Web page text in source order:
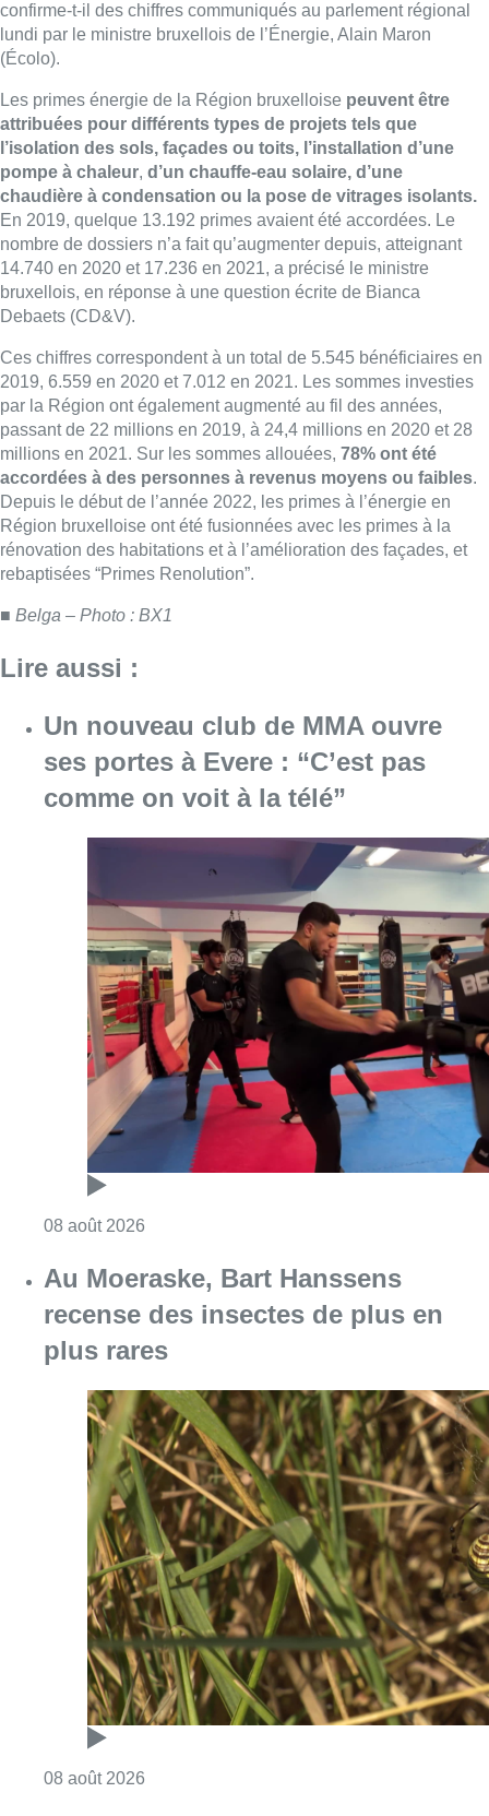
confirme-t-il des chiffres communiqués au parlement régional
lundi par le ministre bruxellois de l’Énergie, Alain Maron
(Écolo).
Les primes énergie de la Région bruxelloise peuvent être
attribuées pour différents types de projets tels que
l’isolation des sols, façades ou toits, l’installation d’une
pompe à chaleur, d’un chauffe-eau solaire, d’une
chaudière à condensation ou la pose de vitrages isolants.
En 2019, quelque 13.192 primes avaient été accordées. Le
nombre de dossiers n’a fait qu’augmenter depuis, atteignant
14.740 en 2020 et 17.236 en 2021, a précisé le ministre
bruxellois, en réponse à une question écrite de Bianca
Debaets (CD&V).
Ces chiffres correspondent à un total de 5.545 bénéficiaires en
2019, 6.559 en 2020 et 7.012 en 2021. Les sommes investies
par la Région ont également augmenté au fil des années,
passant de 22 millions en 2019, à 24,4 millions en 2020 et 28
millions en 2021. Sur les sommes allouées, 78% ont été
accordées à des personnes à revenus moyens ou faibles.
Depuis le début de l’année 2022, les primes à l’énergie en
Région bruxelloise ont été fusionnées avec les primes à la
rénovation des habitations et à l’amélioration des façades, et
rebaptisées “Primes Renolution”.
■ Belga – Photo : BX1
Lire aussi :
Un nouveau club de MMA ouvre
ses portes à Evere : “C’est pas
comme on voit à la télé”
08 août 2026
Au Moeraske, Bart Hanssens
recense des insectes de plus en
plus rares
08 août 2026